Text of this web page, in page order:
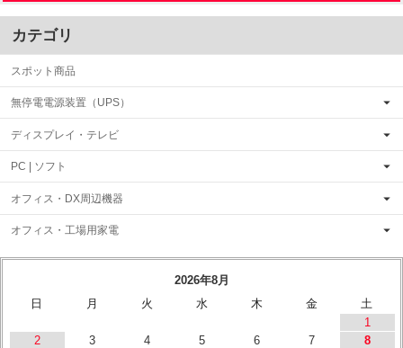
カテゴリ
スポット商品
無停電電源装置（UPS）
ディスプレイ・テレビ
PC | ソフト
オフィス・DX周辺機器
オフィス・工場用家電
2026年8月
日
月 火 水 木 金
土
1
2
3 4 5 6 7
8